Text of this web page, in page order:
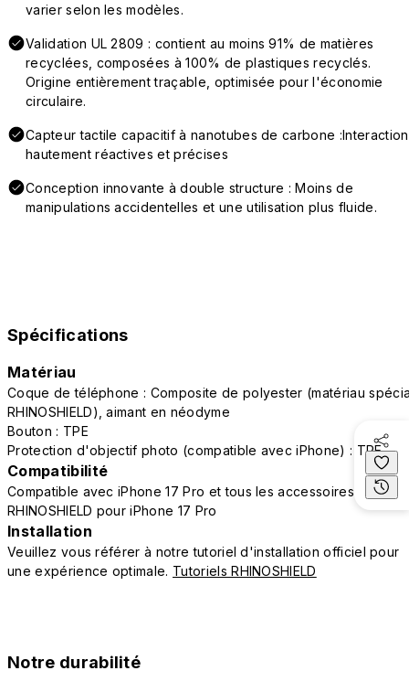
varier selon les modèles.
Validation UL 2809 : contient au moins 91% de matières
recyclées, composées à 100% de plastiques recyclés.
Origine entièrement traçable, optimisée pour l'économie
circulaire.
Capteur tactile capacitif à nanotubes de carbone
hautement réactives et précises
Conception innovante à double structure : Moins de
manipulations accidentelles et une utilisation plus fluide.
Spécifications
Matériau
Coque de téléphone : Composite de polyester (matériau
RHINOSHIELD), aimant en néodyme
Bouton : TPE
Protection d'objectif photo (compatible avec iPhone) : TPE
Compatibilité
Compatible avec iPhone 17 Pro et tous les accessoires
RHINOSHIELD pour iPhone 17 Pro
Installation
Veuillez vous référer à notre tutoriel d'installation officiel pour
une expérience optimale. Tutoriels RHINOSHIELD
Notre durabilité